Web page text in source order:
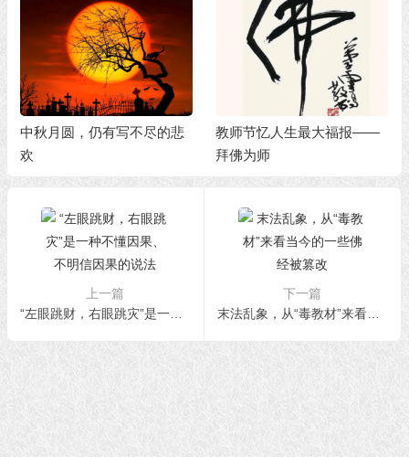
中秋月圆，仍有写不尽的悲
欢
教师节忆人生最大福报——
拜佛为师
上一篇
“左眼跳财，右眼跳灾”是一种不懂因果、不明信因果的说法
下一篇
末法乱象，从“毒教材”来看当今的一些佛经被篡改